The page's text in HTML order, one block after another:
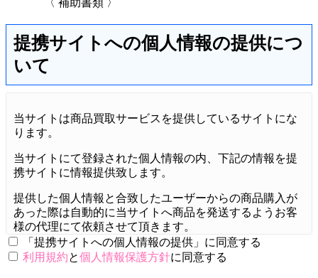
提携サイトへの個人情報の提供につ
いて
当サイトは商品買取サービスを提供しているサイトにな
ります。
当サイトにて登録された個人情報の内、下記の情報を提
携サイトに情報提供致します。
提供した個人情報と合致したユーザーからの商品購入が
あった際は自動的に当サイトへ商品を発送するようお客
様の代理にて依頼させて頂きます。
提携サイトにて購入し、当サイトへ配送された商品に関
して、買取りサービスを希望せず、ご自宅への配送を希
「提携サイトへの個人情報の提供」に同意する
利用規約と個人情報保護方針に同意する